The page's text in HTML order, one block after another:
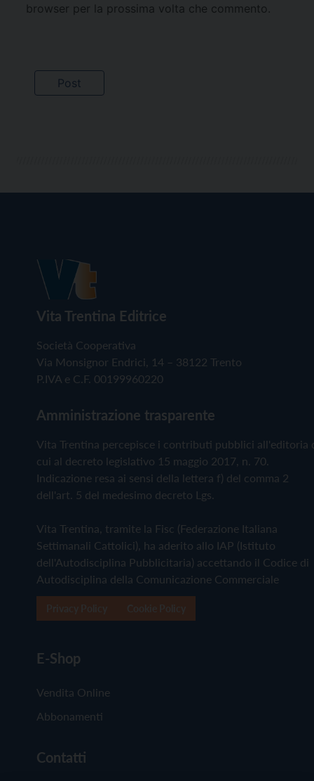
browser per la prossima volta che commento.
Vita Trentina Editrice
Società Cooperativa
Via Monsignor Endrici, 14 – 38122 Trento
P.IVA e C.F. 00199960220
Amministrazione trasparente
Vita Trentina percepisce i contributi pubblici all'editoria
cui al decreto legislativo 15 maggio 2017, n. 70.
Indicazione resa ai sensi della lettera f) del comma 2
dell'art. 5 del medesimo decreto Lgs.
Vita Trentina, tramite la Fisc (Federazione Italiana
Settimanali Cattolici), ha aderito allo IAP (Istituto
dell'Autodisciplina Pubblicitaria) accettando il Codice di
Autodisciplina della Comunicazione Commerciale
E-Shop
Vendita Online
Abbonamenti
Contatti